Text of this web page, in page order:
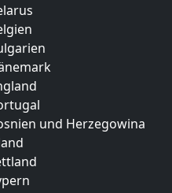
und Herzegowina